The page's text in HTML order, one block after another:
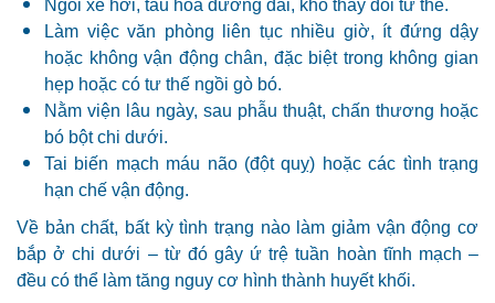
Ngồi xe hơi, tàu hỏa đường dài, khó thay đổi tư thế.
Làm việc văn phòng liên tục nhiều giờ, ít đứng dậy
hoặc không vận động chân, đặc biệt trong không gian
hẹp hoặc có tư thế ngồi gò bó.
Nằm viện lâu ngày, sau phẫu thuật, chấn thương hoặc
bó bột chi dưới.
Tai biến mạch máu não (đột quỵ) hoặc các tình trạng
hạn chế vận động.
Về bản chất, bất kỳ tình trạng nào làm giảm vận động cơ
bắp ở chi dưới – từ đó gây ứ trệ tuần hoàn tĩnh mạch –
đều có thể làm tăng nguy cơ hình thành huyết khối.